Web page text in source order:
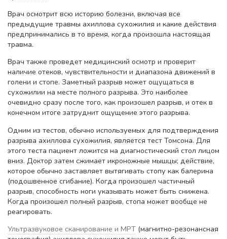
Врач осмотрит всю историю болезни, включая все
предыдущие травмы ахиллова сухожилия и какие действия
предпринимались в то время, когда произошла настоящая
травма.
Врач также проведет медицинский осмотр и проверит
наличие отеков, чувствительности и диапазона движений в
голени и стопе. Заметный разрыв может ощущаться в
сухожилии на месте полного разрыва. Это наиболее
очевидно сразу после того, как произошел разрыв, и отек в
конечном итоге затруднит ощущение этого разрыва.
Одним из тестов, обычно используемых для подтверждения
разрыва ахиллова сухожилия, является тест Томсона. Для
этого теста пациент ложится на диагностический стол лицом
вниз. Доктор затем сжимает икроножные мышцы; действие,
которое обычно заставляет вытягивать стопу как балерина
(подошвенное сгибание). Когда произошел частичный
разрыв, способность ноги указывать может быть снижена.
Когда произошел полный разрыв, стопа может вообще не
реагировать.
Ультразвуковое сканирование и МРТ (магнитно-резонансная